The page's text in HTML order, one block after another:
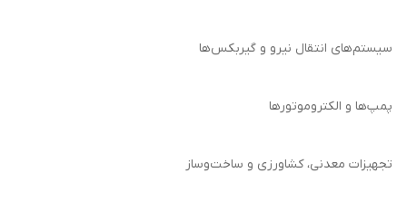
سیستم‌های انتقال نیرو و گیربکس‌ها
پمپ‌ها و الکتروموتورها
تجهیزات معدنی، کشاورزی و ساخت‌وساز